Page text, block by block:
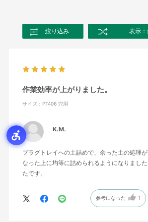
絞り込み 表示
作業効率が上がりました。
サイズ：PT406 穴用
K.M.
プラグトレイへの土詰めで、余った土の処理
なった上に均等に詰められるようになりまし
たです。
参考になった 1